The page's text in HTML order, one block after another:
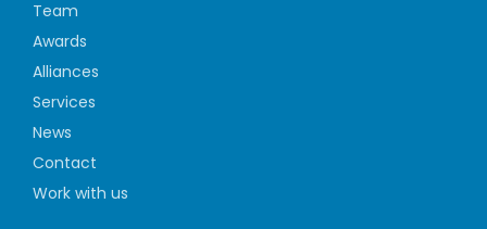
Team
Awards
Alliances
Services
News
Contact
Work with us